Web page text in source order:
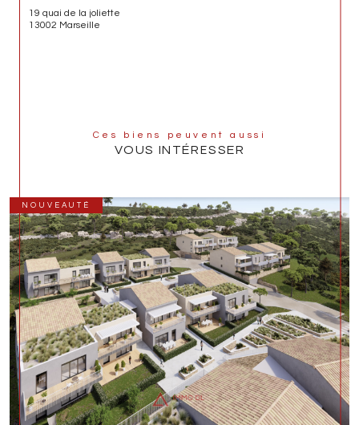
19 quai de la joliette
13002 Marseille
Ces biens peuvent aussi
VOUS INTÉRESSER
NOUVEAUTÉ